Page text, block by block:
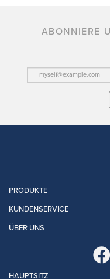
ABONNIERE
PRODUKTE
KUNDENSERVICE
ÜBER UNS
HAUPTSITZ